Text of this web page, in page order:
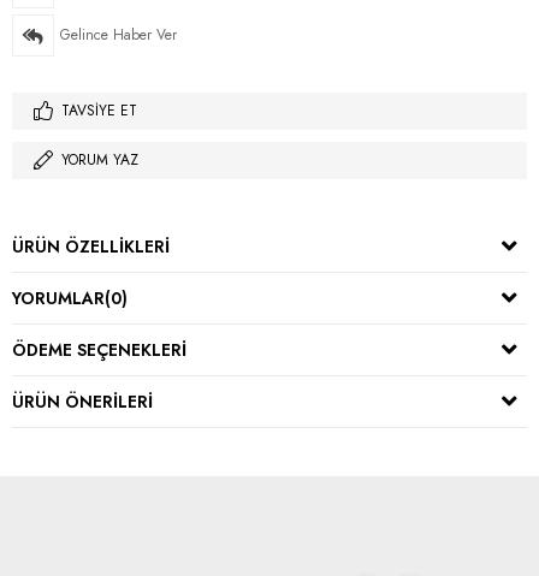
Gelince Haber Ver
TAVSIYE ET
YORUM YAZ
ÜRÜN ÖZELLIKLERI
YORUMLAR(0)
ÖDEME SEÇENEKLERI
ÜRÜN ÖNERILERI